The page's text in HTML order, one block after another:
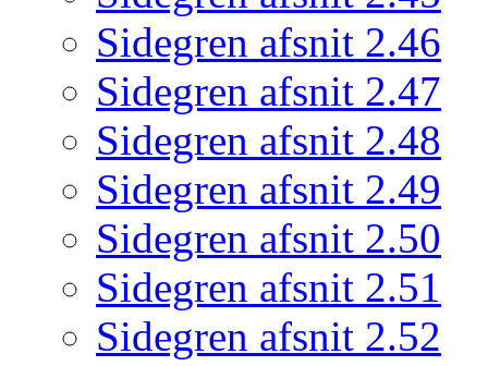
Sidegren afsnit 2.46
Sidegren afsnit 2.47
Sidegren afsnit 2.48
Sidegren afsnit 2.49
Sidegren afsnit 2.50
Sidegren afsnit 2.51
Sidegren afsnit 2.52